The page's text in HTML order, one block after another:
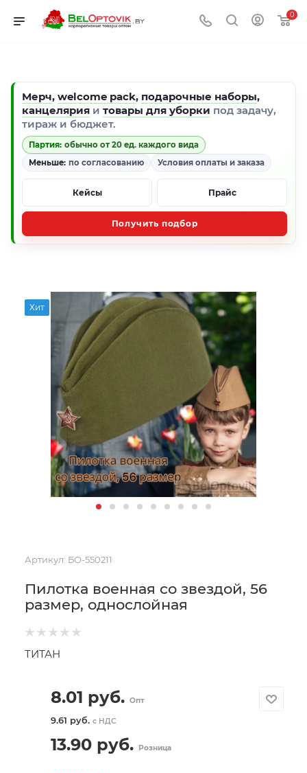
0
Мерч, welcome pack, подарочные наборы,
канцелярия и товары для уборки под задачу,
тираж и бюджет.
Партия: обычно от 20 ед. каждого вида
Меньше: по согласованию Условия оплаты и заказа
Кейсы Прайс
Получить подбор
Хит
Артикул: БО-550211
Пилотка военная со звездой, 56
размер, однослойная
ТИТАН
8.01 руб. Опт
9.61 руб. с НДС
13.90руб. Розница